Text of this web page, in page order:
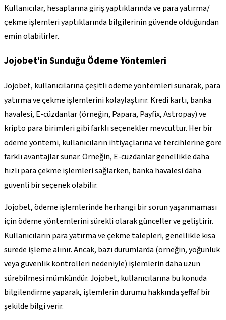
Kullanıcılar, hesaplarına giriş yaptıklarında ve para yatırma/
çekme işlemleri yaptıklarında bilgilerinin güvende olduğundan
emin olabilirler.
Jojobet'in Sunduğu Ödeme Yöntemleri
Jojobet, kullanıcılarına çeşitli ödeme yöntemleri sunarak, para
yatırma ve çekme işlemlerini kolaylaştırır. Kredi kartı, banka
havalesi, E-cüzdanlar (örneğin, Papara, Payfix, Astropay) ve
kripto para birimleri gibi farklı seçenekler mevcuttur. Her bir
ödeme yöntemi, kullanıcıların ihtiyaçlarına ve tercihlerine göre
farklı avantajlar sunar. Örneğin, E-cüzdanlar genellikle daha
hızlı para çekme işlemleri sağlarken, banka havalesi daha
güvenli bir seçenek olabilir.
Jojobet, ödeme işlemlerinde herhangi bir sorun yaşanmaması
için ödeme yöntemlerini sürekli olarak günceller ve geliştirir.
Kullanıcıların para yatırma ve çekme talepleri, genellikle kısa
sürede işleme alınır. Ancak, bazı durumlarda (örneğin, yoğunluk
veya güvenlik kontrolleri nedeniyle) işlemlerin daha uzun
sürebilmesi mümkündür. Jojobet, kullanıcılarına bu konuda
bilgilendirme yaparak, işlemlerin durumu hakkında şeffaf bir
şekilde bilgi verir.